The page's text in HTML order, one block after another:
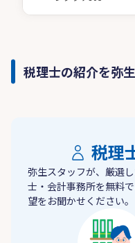
税理士の紹介を弥
税理
弥生スタッフが、厳選
士・会計事務所を無料
望をお聞かせください。